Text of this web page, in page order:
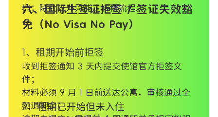
档；除此以外只能走转租流程。
六、国际生签证拒签 / 签证失效豁
免（No Visa No Pay）
1、租期开始前拒签
收到拒签通知 3 天内提交使馆官方拒签文
件；
材料必须 9 月 1 日前送达公寓，审核通过全
额退押金；
2、租期已开始但未入住